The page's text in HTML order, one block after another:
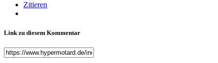
Zitieren
Link zu diesem Kommentar